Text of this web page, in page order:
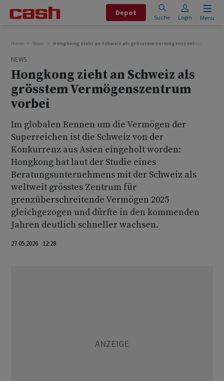
Depot
Suche Login Menu
Home News Hongkong zieht an Schweiz als grösstem Vermögenszentrum vorbei
NEWS
Hongkong zieht an Schweiz als
grösstem Vermögenszentrum
vorbei
Im globalen Rennen um die Vermögen der
Superreichen ist die Schweiz von der
Konkurrenz aus Asien eingeholt worden:
Hongkong hat laut der Studie eines
Beratungsunternehmens mit der Schweiz als
weltweit grösstes Zentrum für
grenzüberschreitende Vermögen 2025
gleichgezogen und dürfte in den kommenden
Jahren deutlich schneller wachsen.
27.05.2026 12:28